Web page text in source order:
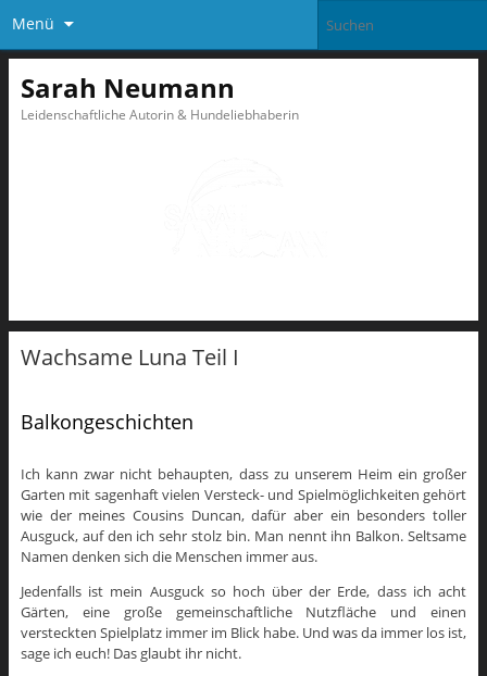
Menü
Sarah Neumann
Leidenschaftliche Autorin & Hundeliebhaberin
Wachsame Luna Teil I
Balkongeschichten
Ich kann zwar nicht behaupten, dass zu unserem Heim ein großer
Garten mit sagenhaft vielen Versteck- und Spielmöglichkeiten gehört
wie der meines Cousins Duncan, dafür aber ein besonders toller
Ausguck, auf den ich sehr stolz bin. Man nennt ihn Balkon. Seltsame
Namen denken sich die Menschen immer aus.
Jedenfalls ist mein Ausguck so hoch über der Erde, dass ich acht
Gärten, eine große gemeinschaftliche Nutzfläche und einen
versteckten Spielplatz immer im Blick habe. Und was da immer los ist,
sage ich euch! Das glaubt ihr nicht.